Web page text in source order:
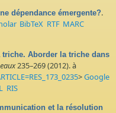
dépendance émergente?.
BibTeX RTF MARC
triche. Aborder la triche dans
235–269 (2012). à
>Google
RIS
et la résolution